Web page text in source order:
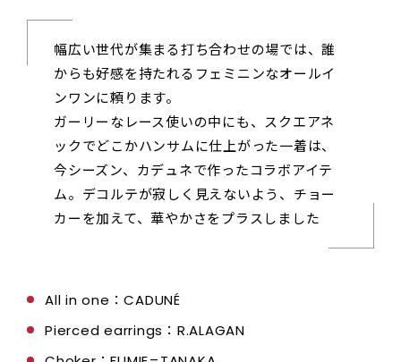
幅広い世代が集まる打ち合わせの場では、誰
からも好感を持たれるフェミニンなオールイ
ンワンに頼ります。
ガーリーなレース使いの中にも、スクエアネ
ックでどこかハンサムに仕上がった一着は、
今シーズン、カデュネで作ったコラボアイテ
ム。デコルテが寂しく見えないよう、チョー
カーを加えて、華やかさをプラスしました
All in one：CADUNÉ
Pierced earrings：R.ALAGAN